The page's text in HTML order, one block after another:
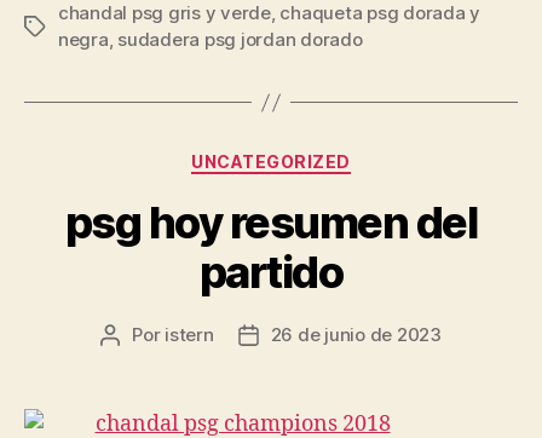
Etiquetas
chandal psg gris y verde, chaqueta psg dorada y
negra, sudadera psg jordan dorado
Categorías
UNCATEGORIZED
psg hoy resumen del
partido
Autor
entrada
Por istern
Fecha
entrada
26 de junio de 2023